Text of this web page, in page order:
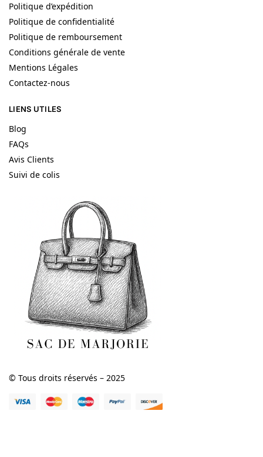
Politique d’expédition
Politique de confidentialité
Politique de remboursement
Conditions générale de vente
Mentions Légales
Contactez-nous
LIENS UTILES
Blog
FAQs
Avis Clients
Suivi de colis
© Tous droits réservés – 2025